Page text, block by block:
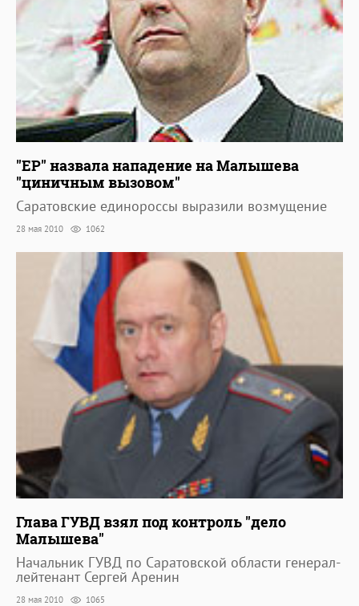
"ЕР" назвала нападение на Малышева
"циничным вызовом"
Саратовские единороссы выразили возмущение
28 мая 2010 1062
Глава ГУВД взял под контроль "дело
Малышева"
Начальник ГУВД по Саратовской области генерал-
лейтенант Сергей Аренин
28 мая 2010 1065